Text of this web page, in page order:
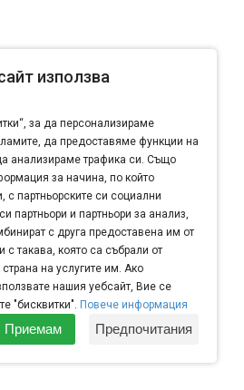
дипляни и брошури
използва
за да персонализираме
да предоставяме функции на
анализираме трафика си. Също
за начина, по който
с партньорските си социални
партньори и партньори за анализ,
с друга предоставена им от
такава, която са събрали от
на услугите им. Ако
нашия уебсайт, Вие се
"бисквитки". Повече информация
Приемам Предпочитания